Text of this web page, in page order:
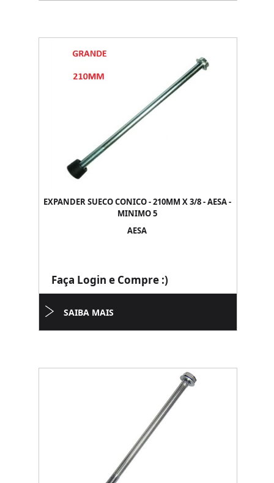
EXPANDER SUECO CONICO - 210MM X 3/8 - AESA -
MINIMO 5
AESA
Faça Login e Compre :)
SAIBA MAIS